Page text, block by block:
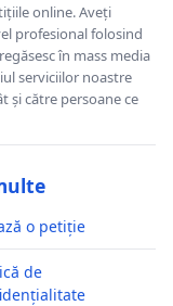
online. Aveți
profesional folosind
în mass media
serviciilor noastre
și către persoane ce
o petiție
de